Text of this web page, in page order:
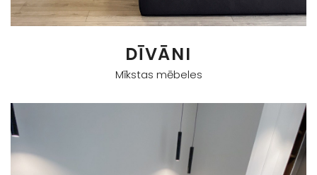
DĪVĀNI
Mīkstas mēbeles